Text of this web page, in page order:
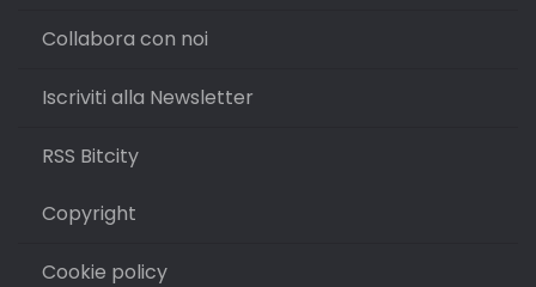
Collabora con noi
Iscriviti alla Newsletter
RSS Bitcity
Copyright
Cookie policy